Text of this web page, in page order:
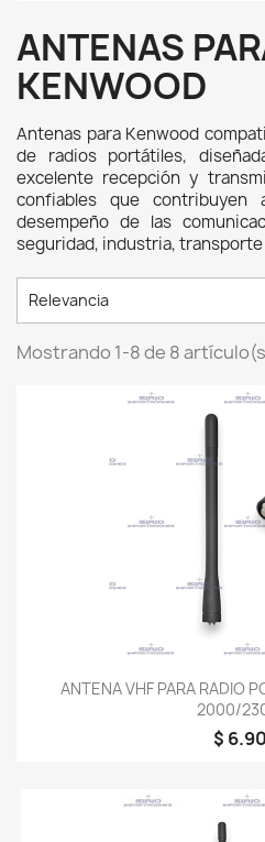
ANTENAS
KENWOOD
Antenas para Kenwood
de radios portátiles,
excelente recepción y
confiables que
desempeño de las
seguridad, industria,
Relevancia
Mostrando 1-8 de 8
ANTENA VHF PARA RADIO
2000/
$